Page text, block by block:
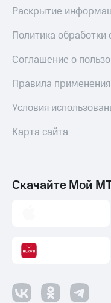
Раскрытие
Политика обработки
Соглашение о
Правила
Условия
Карта сайта
Скачайте Мой